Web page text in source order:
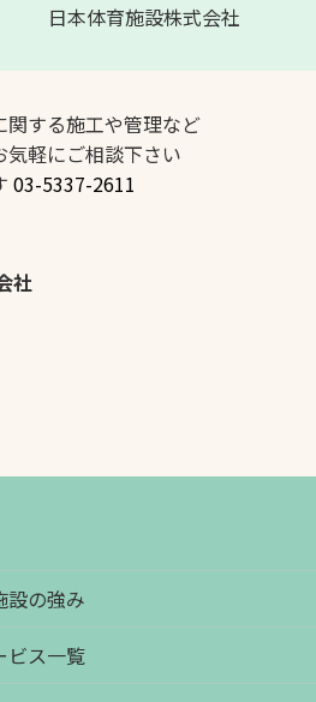
日本体育施設株式会社
する施工や管理など
気軽にご相談下さい
03-5337-2611
社
設の強み
ビス一覧